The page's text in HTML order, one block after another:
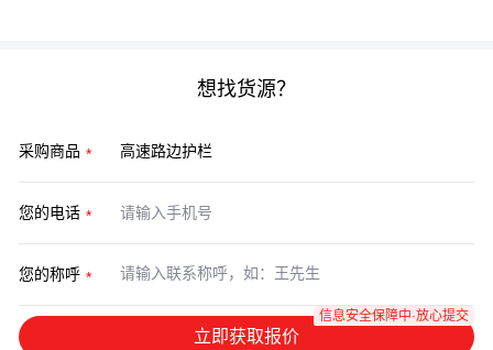
想找货源？
采购商品
您的电话
您的称呼
立即获取报价
信息安全保障中·放心提交